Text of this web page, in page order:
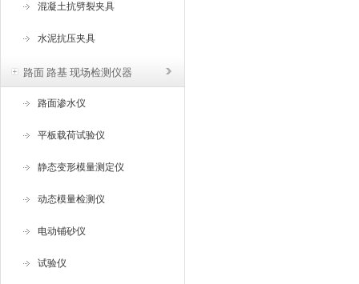
混凝土抗劈裂夹具
水泥抗压夹具
路面 路基 现场检测仪器
路面渗水仪
平板载荷试验仪
静态变形模量测定仪
动态模量检测仪
电动铺砂仪
试验仪